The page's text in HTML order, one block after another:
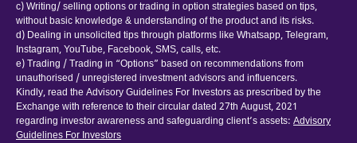
c) Writing/ selling options or trading in option strategies based on tips,
without basic knowledge & understanding of the product and its risks.
d) Dealing in unsolicited tips through platforms like Whatsapp, Telegram,
Instagram, YouTube, Facebook, SMS, calls, etc.
e) Trading / Trading in “Options” based on recommendations from
unauthorised / unregistered investment advisors and influencers.
Kindly, read the Advisory Guidelines For Investors as prescribed by the
Exchange with reference to their circular dated 27th August, 2021
regarding investor awareness and safeguarding client’s assets: Advisory
Guidelines For Investors